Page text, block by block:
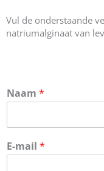
Vul de onderstaande
natriumalginaat van
Naam *
E-mail *